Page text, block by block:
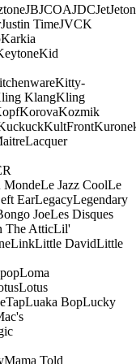
JBJCOAJDCJetJeton
Justin TimeJVCK
Karkia
Kid
Kitty-
KlangKling
KorovaKozmik
KultFront
Lacquer
MondeLe Jazz CoolLe
EarLegacyLegendary
JoeLes Disques
The AtticLil'
LinkLittle DavidLittle
Loma
Lotus
Luaka BopLucky
Mama Told